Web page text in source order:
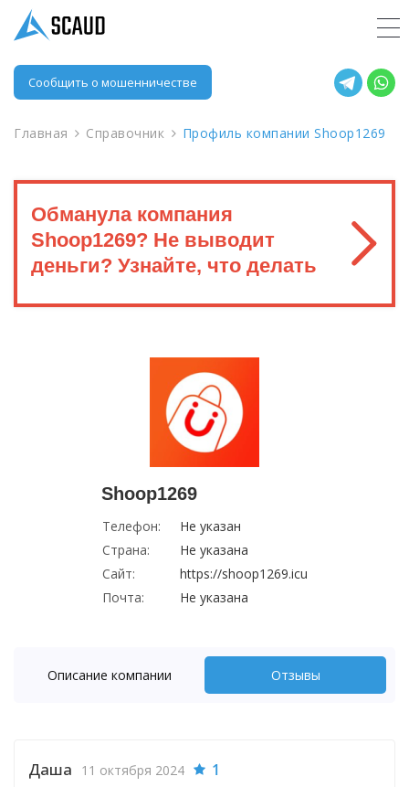
Сообщить о мошенничестве
Главная Справочник Профиль компании Shoop1269
Обманула компания
Shoop1269? Не выводит
деньги? Узнайте, что делать
Shoop1269
Телефон:
Не указан
Страна:
Не указана
Сайт:
https://shoop1269.icu
Почта:
Не указана
Описание компании Отзывы
Даша 11 октября 2024 1